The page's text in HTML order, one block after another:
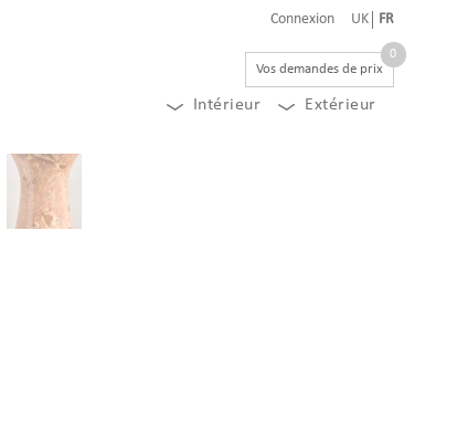
Connexion UK FR
Intérieur Extérieur
Vos demandes de prix
0